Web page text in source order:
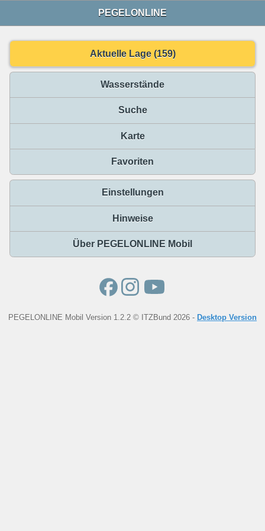
PEGELONLINE
Aktuelle Lage (159)
Wasserstände
Suche
Karte
Favoriten
Einstellungen
Hinweise
Über PEGELONLINE Mobil
PEGELONLINE Mobil Version 1.2.2 © ITZBund 2026 - Desktop Version